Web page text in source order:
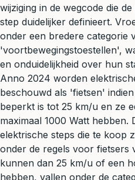
wijziging in de wegcode die
step duidelijker definieert.
onder een bredere categorie
'voortbewegingstoestellen',
en onduidelijkheid over hun
Anno 2024 worden
beschouwd als 'fietsen'
beperkt is tot 25 km/u en ze
maximaal 1000 Watt hebben.
elektrische steps die te koop
onder de regels voor fietsers
kunnen dan 25 km/u of een
hebben, vallen onder de